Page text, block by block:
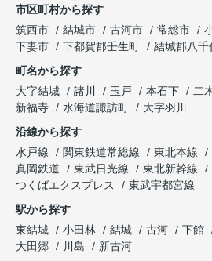
市区町村から探す
筑西市
結城市 古河市 常総市
下妻市
下都賀郡壬生町 結城郡八千
町名から探す
大字結城
諸川 玉戸 本石下 二
新福寺
水海道諏訪町
大字羽川
沿線から探す
水戸線
関東鉄道常総線 東北本線
真岡鉄道
東武日光線 東北新幹線
つくばエクスプレス
東武宇都宮線
駅から探す
東結城
小田林 結城 古河 下館
大田郷
川島 新古河